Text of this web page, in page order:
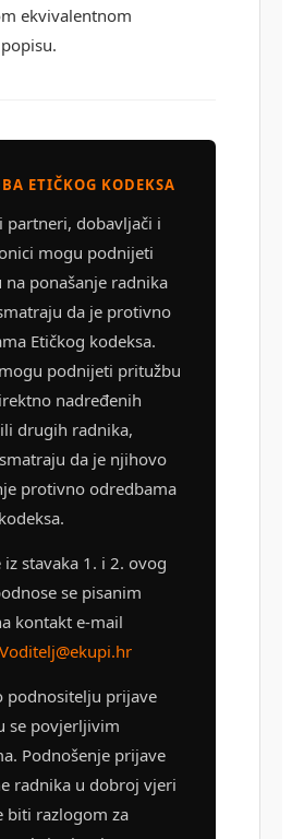
ekvivalentnom
ETIČKOG KODEKSA
partneri, dobavljači i
mogu podnijeti
na ponašanje radnika
da je protivno
Etičkog kodeksa.
podnijeti pritužbu
nadređenih
drugih radnika,
da je njihovo
protivno odredbama
iz stavaka 1. i 2. ovog
se pisanim
kontakt e-mail
Voditelj@ekupi.hr
podnositelju prijave
se povjerljivim
Podnošenje prijave
radnika u dobroj vjeri
biti razlogom za